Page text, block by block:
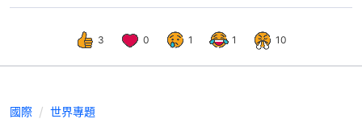
3 0 1 1 10
國際 世界專題